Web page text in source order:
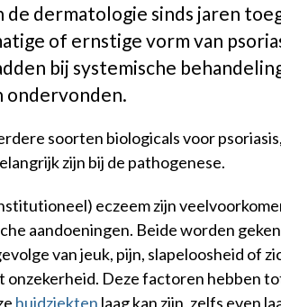
de dermatologie sinds jaren
of ernstige vorm van
bij systemische
ondervonden.
soorten biologicals voor
zijn bij de pathogenese.
eczeem zijn
aandoeningen. Beide worden
van jeuk, pijn, slapeloosheid of
onzekerheid. Deze factoren hebben
huidziekten laag kan zijn, zelfs even